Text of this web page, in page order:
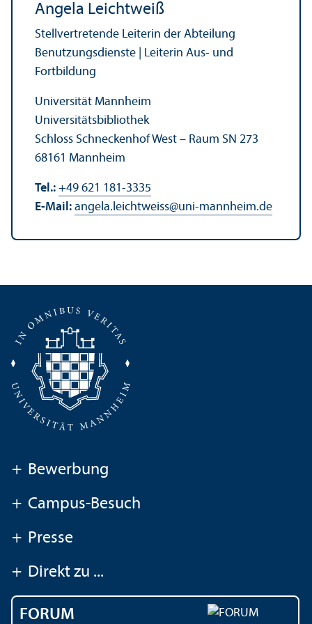
Angela Leichtweiß
Stellvertretende Leiterin der Abteilung
Benutzungs­dienste | Leiterin Aus- und
Fortbildung
Universität Mannheim
Universitäts­bibliothek
Schloss Schneckenhof West – Raum SN 273
68161 Mannheim
Tel.: +49 621 181-3335
E-Mail: angela.leichtweiss@uni-mannheim.de
+ Bewerbung
+ Campus-Besuch
+ Presse
+ Direkt zu ...
FORUM